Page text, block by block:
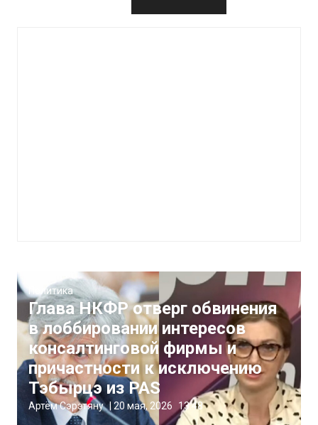
Политика
Глава НКФР отверг обвинения
в лоббировании интересов
консалтинговой фирмы и
причастности к исключению
Тэбырцэ из PAS
Артём Сэрэтяну |20 мая, 2026 13:48